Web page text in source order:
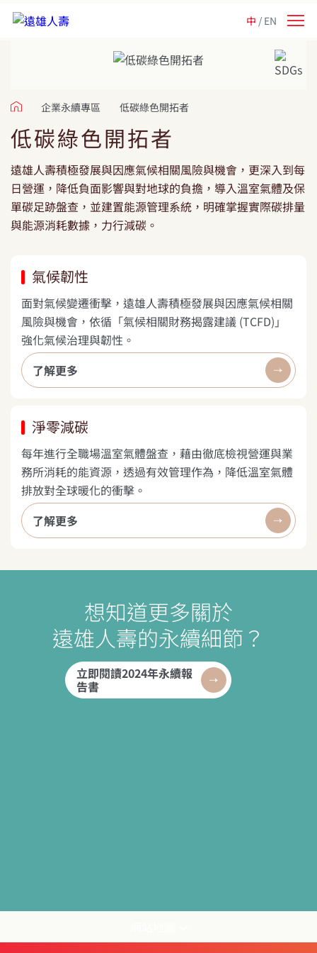
中 EN
企業永續專區 低碳綠色開拓者
低碳綠色開拓者
遠雄人壽積極發展與因應氣候相關風險與機會，更深入到每
日營運，降低負面影響與對地球的負擔，導入溫室氣體及保
單碳足跡盤查，並建置能源管理系統，明確掌握實際碳排量
與能源消耗數據，力行減碳。
氣候韌性
面對氣候變遷衝擊，遠雄人壽積極發展與因應氣候相關
風險與機會，依循「氣候相關財務揭露建議 (TCFD)」
強化氣候治理與韌性。
了解更多
淨零減碳
每年進行全職場溫室氣體盤查，藉由徹底檢視營運與業
務所消耗的能資源，透過有效管理作為，降低溫室氣體
排放對全球暖化的衝擊。
了解更多
想知道更多關於
遠雄人壽的永續細節？
立即閱讀2024年永續報
告書